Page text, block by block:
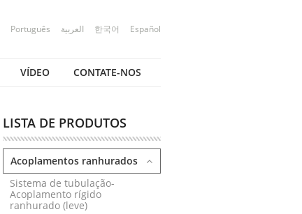
Português العربية 한국어 Español
VÍDEO CONTATE-NOS
LISTA DE PRODUTOS
Acoplamentos ranhurados
Sistema de tubulação-
Acoplamento rígido
ranhurado (leve)